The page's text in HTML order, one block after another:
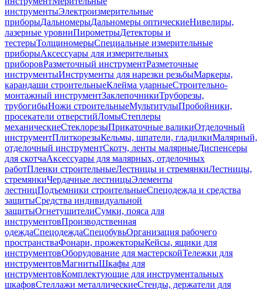
инструментыЭлектроизмерительные
приборыДальномерыДальномеры оптическиеНивелиры,
лазерные уровниПирометрыДетекторы и
тестерыТолщиномерыСпециальные измерительные
приборыАксессуары для измерительных
приборовРазметочный инструментРазметочные
инструментыИнструменты для нарезки резьбыМаркеры,
карандаши строительныеКлейма ударныеСтроительно-
монтажный инструментЗаклепочникиТруборезы,
трубогибыНожи строительныеМультитулыПробойники,
просекатели отверстийЛомыСтеплеры
механическиеСтеклорезыПрикаточные валикиОтделочный
инструментПлиткорезыКельмы, шпатели, гладилкиМалярный,
отделочный инструментСкотч, ленты малярныеДиспенсеры
для скотчаАксессуары для малярных, отделочных
работПленки строительныеЛестницы и стремянкиЛестницы,
стремянкиЧердачные лестницыЭлементы
лестницПодъемники строительныеСпецодежда и средства
защитыСредства индивидуальной
защитыОгнетушителиСумки, пояса для
инструментовПроизводственная
одеждаСпецодеждаСпецобувьОрганизация рабочего
пространстваФонари, прожекторыКейсы, ящики для
инструментовОборудование для мастерскойТележки для
инструментовМагнитыШкафы для
инструментовКомплектующие для инструментальных
шкафовСтеллажи металлическиеСтенды, держатели для